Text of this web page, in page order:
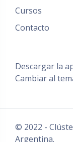
Cursos
Contacto
Descargar la
Cambiar al
© 2022 -
Argentina.